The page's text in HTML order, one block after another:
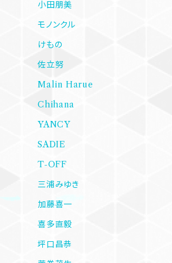
小田朋美
モノンクル
けもの
佐立努
Malin Harue
Chihana
YANCY
SADIE
T-OFF
三浦みゆき
加藤喜一
喜多直毅
坪口昌恭